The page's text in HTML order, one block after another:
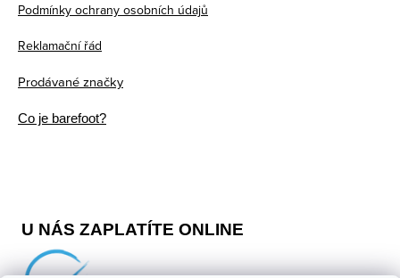
Podmínky ochrany osobních údajů
Reklamační řád
Prodávané značky
Co je barefoot?
U NÁS ZAPLATÍTE ONLINE